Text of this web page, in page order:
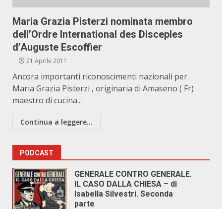
Maria Grazia Pisterzi nominata membro
dell’Ordre International des Disceples
d’Auguste Escoffier
21 Aprile 2011
Ancora importanti riconoscimenti nazionali per
Maria Grazia Pisterzi , originaria di Amaseno ( Fr)
maestro di cucina...
Continua a leggere...
PODCAST
GENERALE CONTRO GENERALE.
IL CASO DALLA CHIESA – di
Isabella Silvestri. Seconda
parte